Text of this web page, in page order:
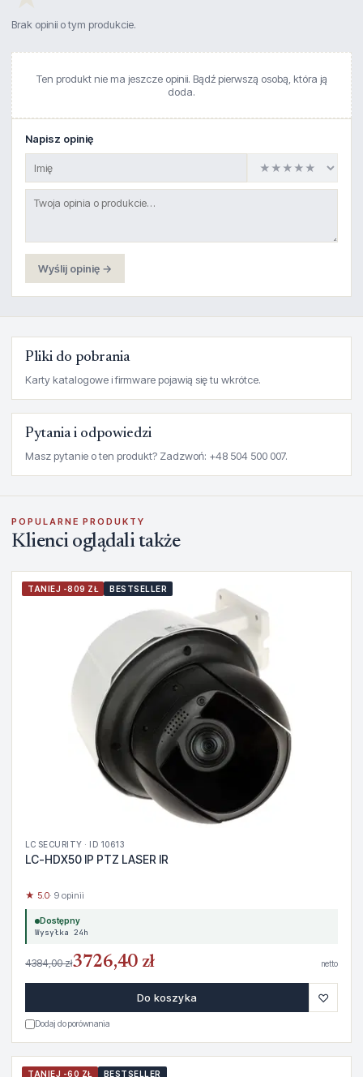
Brak opinii o tym produkcie.
Ten produkt nie ma jeszcze opinii. Bądź pierwszą osobą, która ją
doda.
Napisz opinię
Wyślij opinię →
Pliki do pobrania
Karty katalogowe i firmware pojawią się tu wkrótce.
Pytania i odpowiedzi
Masz pytanie o ten produkt? Zadzwoń: +48 504 500 007.
POPULARNE PRODUKTY
Klienci oglądali także
TANIEJ -809 ZŁ BESTSELLER
LC SECURITY · ID 10613
LC-HDX50 IP PTZ LASER IR
★ 5.0· 9 opinii
Dostępny
Wysyłka 24h
4384,00 zł3726,40 zł netto
Do koszyka ♡
Dodaj do porównania
TANIEJ -60 ZŁ BESTSELLER